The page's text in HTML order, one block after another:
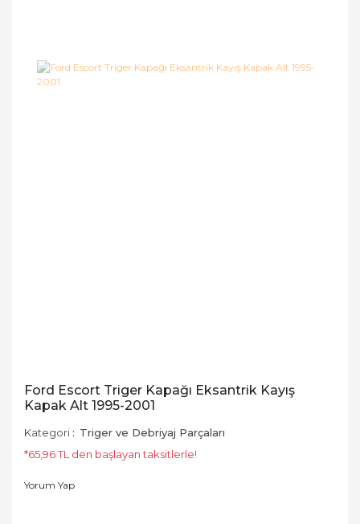
Ford Escort Triger Kapağı Eksantrik Kayış
Kapak Alt 1995-2001
Kategori
Triger ve Debriyaj Parçaları
*65,96 TL den başlayan taksitlerle!
Yorum Yap